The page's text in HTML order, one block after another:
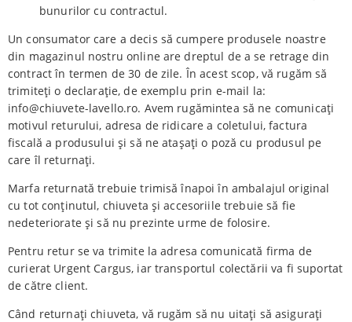
bunurilor cu contractul.
Un consumator care a decis să cumpere produsele noastre
din magazinul nostru online are dreptul de a se retrage din
contract în termen de 30 de zile. În acest scop, vă rugăm să
trimiteți o declarație, de exemplu prin e-mail la:
info@chiuvete-lavello.ro. Avem rugămintea să ne comunicați
motivul returului, adresa de ridicare a coletului, factura
fiscală a produsului și să ne atașați o poză cu produsul pe
care îl returnați.
Marfa returnată trebuie trimisă înapoi în ambalajul original
cu tot conținutul, chiuveta și accesoriile trebuie să fie
nedeteriorate și să nu prezinte urme de folosire.
Pentru retur se va trimite la adresa comunicată firma de
curierat Urgent Cargus, iar transportul colectării va fi suportat
de către client.
Când returnați chiuveta, vă rugăm să nu uitați să asigurați